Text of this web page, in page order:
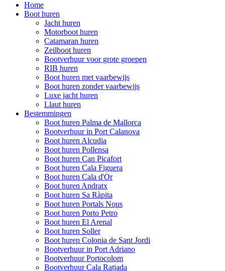
Home
Boot huren
Jacht huren
Motorboot huren
Catamaran huren
Zeilboot huren
Bootverhuur voor grote groepen
RIB huren
Boot huren met vaarbewijs
Boot huren zonder vaarbewijs
Luxe jacht huren
Llaut huren
Bestemmingen
Boot huren Palma de Mallorca
Bootverhuur in Port Calanova
Boot huren Alcudia
Boot huren Pollensa
Boot huren Can Picafort
Boot huren Cala Figuera
Boot huren Cala d'Or
Boot huren Andratx
Boot huren Sa Ràpita
Boot huren Portals Nous
Boot huren Porto Petro
Boot huren El Arenal
Boot huren Soller
Boot huren Colonia de Sant Jordi
Bootverhuur in Port Adriano
Bootverhuur Portocolom
Bootverhuur Cala Ratjada